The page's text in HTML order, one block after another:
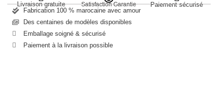
Livraison gratuite Satisfaction Garantie
Paiement sécurisé
Fabrication 100 % marocaine avec amour
Des centaines de modèles disponibles
Emballage soigné & sécurisé
Paiement à la livraison possible